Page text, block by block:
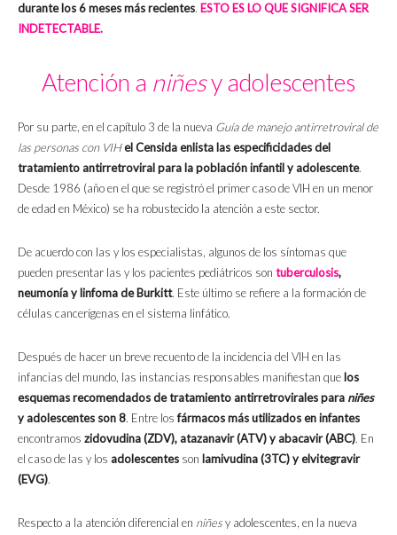
durante los 6 meses más recientes. ESTO ES LO QUE SIGNIFICA SER
INDETECTABLE.
Atención a niñesy adolescentes
Por su parte, en el capítulo 3 de la nueva Guía de manejo antirretroviral de
las personas con VIHel Censida enlista las especificidades del
tratamiento antirretroviral para la población infantil y adolescente.
Desde 1986 (año en el que se registró el primer caso de VIH en un menor
de edad en México) se ha robustecido la atención a este sector.
De acuerdo con las y los especialistas, algunos de los síntomas que
pueden presentar las y los pacientes pediátricos son tuberculosis,
neumonía y linfoma de Burkitt. Este último se refiere a la formación de
células cancerígenas en el sistema linfático.
Después de hacer un breve recuento de la incidencia del VIH en las
infancias del mundo, las instancias responsables manifiestan que los
esquemas recomendados de tratamiento antirretrovirales para niñes
y adolescentes son 8. Entre losfármacos más utilizados en infantes
encontramos zidovudina (ZDV), atazanavir (ATV) y abacavir (ABC). En
el caso de las y los adolescentes son lamivudina (3TC) y elvitegravir
(EVG).
Respecto a la atención diferencial en niñesy adolescentes, en la nueva